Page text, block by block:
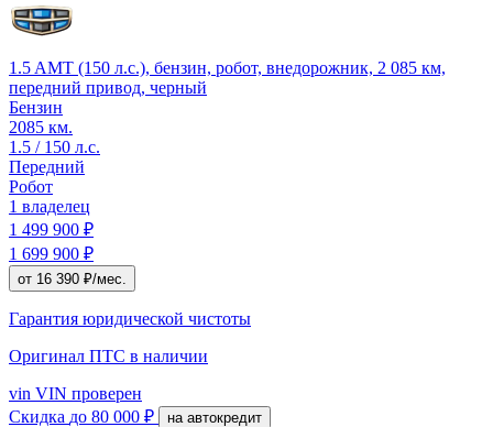
1.5 AMT (150 л.с.), бензин, робот, внедорожник, 2 085 км,
передний привод, черный
Бензин
2085 км.
1.5 / 150 л.с.
Передний
Робот
1 владелец
1 499 900 ₽
1 699 900 ₽
от 16 390 ₽/мес.
Гарантия юридической чистоты
Оригинал ПТС в наличии
vin VIN проверен
Скидка до 80 000 ₽ на автокредит